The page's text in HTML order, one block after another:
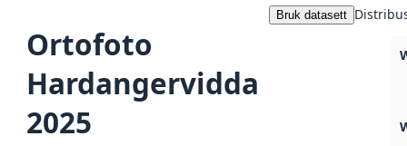
Ortofoto
Hardangervidda
2025
Bruk datasett